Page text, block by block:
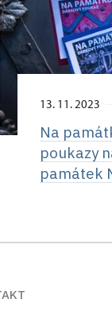
13. 11. 2023
Na
poukazy
památek